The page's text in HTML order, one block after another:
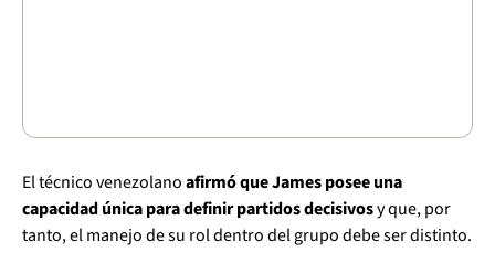
El técnico venezolanoafirmó que James posee una
capacidad única para definir partidos decisivosy que, por
tanto, el manejo de su rol dentro del grupo debe ser distinto.